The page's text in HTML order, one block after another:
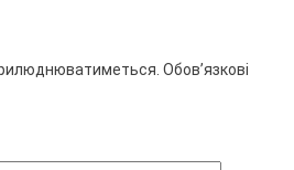
Обов’язкові